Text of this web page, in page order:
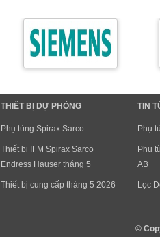
THIẾT BỊ DỰ PHÒNG
Phụ tùng Spirax Sarco
Thiết bị IFM Spirax Sarco
Endress Hauser tháng 5
Thiết bị cung cấp tháng 5 2026
TIN
Phụ
Phụ
AB
Lọc
©